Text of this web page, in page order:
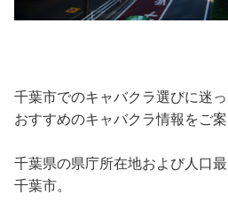
千葉市でのキャバクラ選びに迷
おすすめのキャバクラ情報をご案
千葉県の県庁所在地および人口
千葉市。